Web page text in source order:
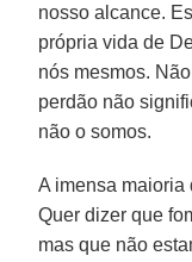
nosso alcance.
própria vida de
nós mesmos.
perdão não
não o somos.
A imensa maioria
Quer dizer que
mas que não